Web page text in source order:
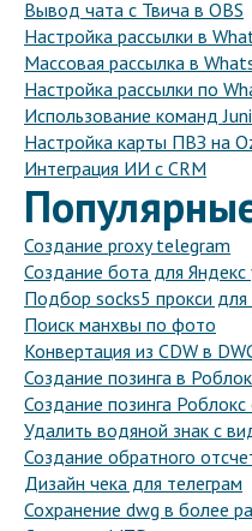
Вывод чата с Твича в OBS
Настройка рассылки в
Массовая рассылка в
Настройка рассылки по
Использование команд
Настройка карты ПВЗ на
Интеграция ИИ с CRM
Создание proxy telegram
Создание бота для Яндекс
Подбор socks5 прокси для
Поиск манхвы по фото
Конвертация из CDW в
Создание позинга в
Создание позинга Роблокс
Удалить водяной знак с
Создание обратного
Дизайн чека для телеграм
Сохранение dwg в более